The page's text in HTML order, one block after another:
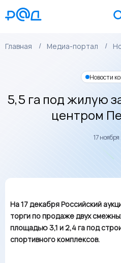
Главная Медиа-портал
Новости
5,5 га под жилую
центром
17
На 17 декабря Российский
торги по продаже двух
площадью 3,1 и 2,4 га под
спортивного комплексов.